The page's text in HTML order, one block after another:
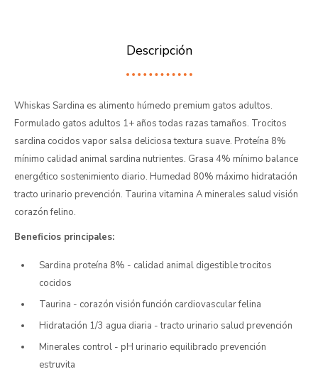
Descripción
Whiskas Sardina es alimento húmedo premium gatos adultos.
Formulado gatos adultos 1+ años todas razas tamaños. Trocitos
sardina cocidos vapor salsa deliciosa textura suave. Proteína 8%
mínimo calidad animal sardina nutrientes. Grasa 4% mínimo balance
energético sostenimiento diario. Humedad 80% máximo hidratación
tracto urinario prevención. Taurina vitamina A minerales salud visión
corazón felino.
Beneficios principales:
Sardina proteína 8% - calidad animal digestible trocitos
cocidos
Taurina - corazón visión función cardiovascular felina
Hidratación 1/3 agua diaria - tracto urinario salud prevención
Minerales control - pH urinario equilibrado prevención
estruvita